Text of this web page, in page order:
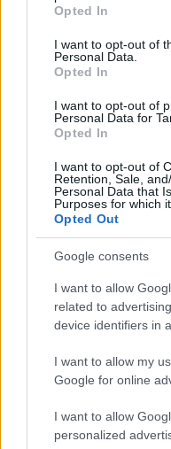
use your data for below
consent section.
Opted In
I want to opt-out of
Personal Data.
Opted In
I want to opt-out of
Personal Data for
Opted In
I want to opt-out of
Retention, Sale,
Personal Data that
Purposes for which
Opted Out
Google consents
I want to allow
related to
device identifiers in
I want to allow my
Google for online
I want to allow
personalized
Ongeim’l
• 2015. május 31.